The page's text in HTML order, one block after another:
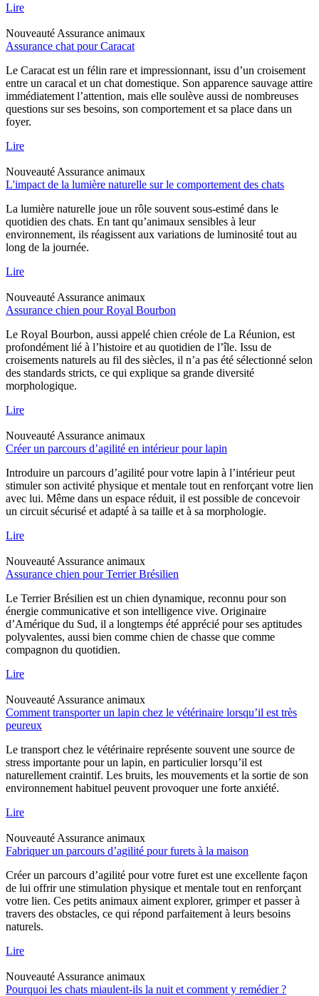
Lire
Nouveauté Assurance animaux
Assurance chat pour Caracat
Le Caracat est un félin rare et impressionnant, issu d’un croisement
entre un caracal et un chat domestique. Son apparence sauvage attire
immédiatement l’attention, mais elle soulève aussi de nombreuses
questions sur ses besoins, son comportement et sa place dans un
foyer.
Lire
Nouveauté Assurance animaux
L'impact de la lumière naturelle sur le comportement des chats
La lumière naturelle joue un rôle souvent sous-estimé dans le
quotidien des chats. En tant qu’animaux sensibles à leur
environnement, ils réagissent aux variations de luminosité tout au
long de la journée.
Lire
Nouveauté Assurance animaux
Assurance chien pour Royal Bourbon
Le Royal Bourbon, aussi appelé chien créole de La Réunion, est
profondément lié à l’histoire et au quotidien de l’île. Issu de
croisements naturels au fil des siècles, il n’a pas été sélectionné selon
des standards stricts, ce qui explique sa grande diversité
morphologique.
Lire
Nouveauté Assurance animaux
Créer un parcours d’agilité en intérieur pour lapin
Introduire un parcours d’agilité pour votre lapin à l’intérieur peut
stimuler son activité physique et mentale tout en renforçant votre lien
avec lui. Même dans un espace réduit, il est possible de concevoir
un circuit sécurisé et adapté à sa taille et à sa morphologie.
Lire
Nouveauté Assurance animaux
Assurance chien pour Terrier Brésilien
Le Terrier Brésilien est un chien dynamique, reconnu pour son
énergie communicative et son intelligence vive. Originaire
d’Amérique du Sud, il a longtemps été apprécié pour ses aptitudes
polyvalentes, aussi bien comme chien de chasse que comme
compagnon du quotidien.
Lire
Nouveauté Assurance animaux
Comment transporter un lapin chez le vétérinaire lorsqu’il est très
peureux
Le transport chez le vétérinaire représente souvent une source de
stress importante pour un lapin, en particulier lorsqu’il est
naturellement craintif. Les bruits, les mouvements et la sortie de son
environnement habituel peuvent provoquer une forte anxiété.
Lire
Nouveauté Assurance animaux
Fabriquer un parcours d’agilité pour furets à la maison
Créer un parcours d’agilité pour votre furet est une excellente façon
de lui offrir une stimulation physique et mentale tout en renforçant
votre lien. Ces petits animaux aiment explorer, grimper et passer à
travers des obstacles, ce qui répond parfaitement à leurs besoins
naturels.
Lire
Nouveauté Assurance animaux
Pourquoi les chats miaulent-ils la nuit et comment y remédier ?